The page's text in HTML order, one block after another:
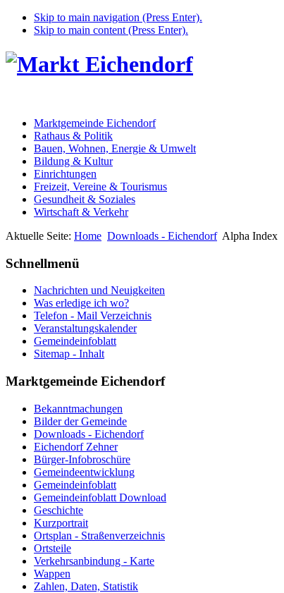
Skip to main navigation (Press Enter).
Skip to main content (Press Enter).
Marktgemeinde Eichendorf
Rathaus & Politik
Bauen, Wohnen, Energie & Umwelt
Bildung & Kultur
Einrichtungen
Freizeit, Vereine & Tourismus
Gesundheit & Soziales
Wirtschaft & Verkehr
Aktuelle Seite: Home Downloads - Eichendorf Alpha Index
Schnellmenü
Nachrichten und Neuigkeiten
Was erledige ich wo?
Telefon - Mail Verzeichnis
Veranstaltungskalender
Gemeindeinfoblatt
Sitemap - Inhalt
Marktgemeinde Eichendorf
Bekanntmachungen
Bilder der Gemeinde
Downloads - Eichendorf
Eichendorf Zehner
Bürger-Infobroschüre
Gemeindeentwicklung
Gemeindeinfoblatt
Gemeindeinfoblatt Download
Geschichte
Kurzportrait
Ortsplan - Straßenverzeichnis
Ortsteile
Verkehrsanbindung - Karte
Wappen
Zahlen, Daten, Statistik